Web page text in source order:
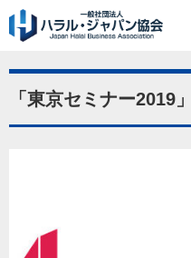
「東京セミナー2019